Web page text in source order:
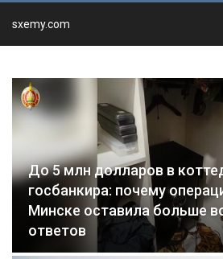
sxemy.com
До 5 млн долларов в
госбанкира: почему
Минске оставила больше
ответов